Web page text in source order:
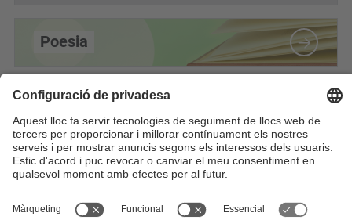
Poesia
Jazz
Notícies
Kala Sarpa triomfa al XII Festival de Teatre